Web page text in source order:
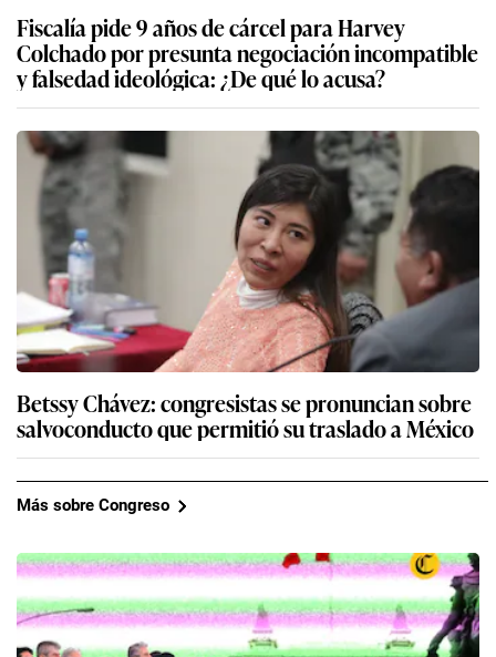
Fiscalía pide 9 años de cárcel para Harvey
Colchado por presunta negociación incompatible
y falsedad ideológica: ¿De qué lo acusa?
Betssy Chávez: congresistas se pronuncian sobre
salvoconducto que permitió su traslado a México
Más sobre Congreso